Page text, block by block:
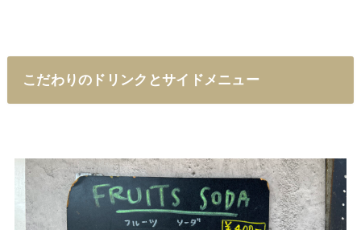
こだわりのドリンクとサイドメニュー